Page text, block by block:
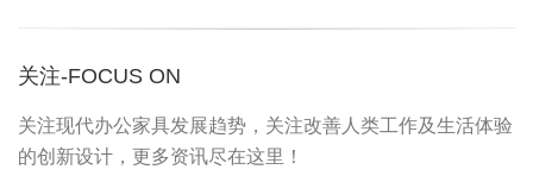
关注-FOCUS ON
关注现代办公家具发展趋势，关注改善人类工作及生活体验
的创新设计，更多资讯尽在这里！